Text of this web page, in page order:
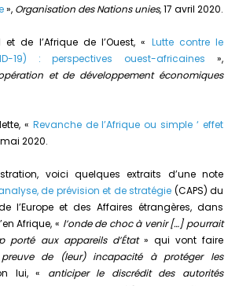
», Organisation des Nations unies, 17 avril 2020.
de l’Afrique de l’Ouest, « Lutte contre le
19) : perspectives ouest-africaines »,
et de développement économiques
« Revanche de l’Afrique ou simple ‘ effet
mai 2020.
voici quelques extraits d’une note
de prévision et de stratégie (CAPS) du
l’Europe et des Affaires étrangères, dans
Afrique, « l’onde de choc à venir […] pourrait
porté aux appareils d’État» qui vont faire
de (leur) incapacité à protéger les
lui, « anticiper le discrédit des autorités